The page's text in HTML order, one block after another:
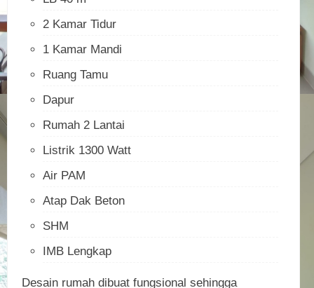
2 Kamar Tidur
1 Kamar Mandi
Ruang Tamu
Dapur
Rumah 2 Lantai
Listrik 1300 Watt
Air PAM
Atap Dak Beton
SHM
IMB Lengkap
Desain rumah dibuat fungsional sehingga